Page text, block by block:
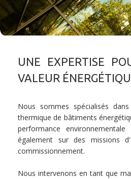
UNE EXPERTISE
VALEUR
Nous sommes spécialisés
thermique de bâtiments
performance
également sur des missions
commissionnement.
Nous intervenons en tant que